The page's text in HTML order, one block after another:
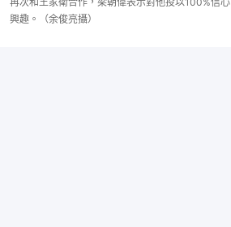
興趣。（余俊亮攝）